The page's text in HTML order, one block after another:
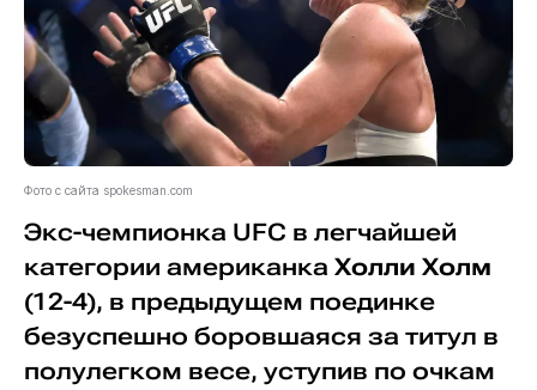
Фото с сайта spokesman.com
Экс-чемпионка UFC в легчайшей
категории американка Холли Холм
(12-4), в предыдущем поединке
безуспешно боровшаяся за титул в
полулегком весе, уступив по очкам